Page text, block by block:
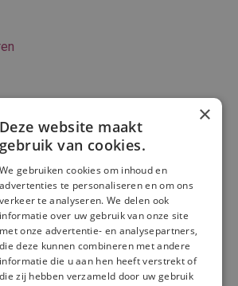
policy
×
Deze website maakt
gebruik van cookies.
We gebruiken cookies om inhoud en
advertenties te personaliseren en om ons
verkeer te analyseren. We delen ook
informatie over uw gebruik van onze site
met onze advertentie- en analysepartners,
die deze kunnen combineren met andere
informatie die u aan hen heeft verstrekt of
die zij hebben verzameld door uw gebruik